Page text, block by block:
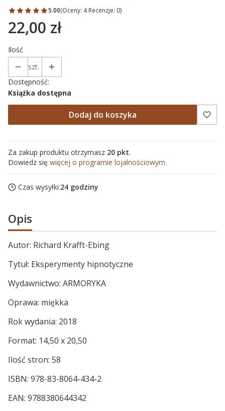
5.00(Oceny: 4 Recenzje: 0)
Cena
22,00 zł
Ilość
szt.
Dostępność:
Książka dostępna
Dodaj do koszyka
Za zakup produktu otrzymasz 20 pkt.
Dowiedz się więcej o programie lojalnościowym.
Czas wysyłki:24 godziny
Opis
Autor: Richard Krafft-Ebing
Tytuł: Eksperymenty hipnotyczne
Wydawnictwo: ARMORYKA
Oprawa: miękka
Rok wydania: 2018
Format: 14,50 x 20,50
Ilość stron: 58
ISBN: 978-83-8064-434-2
EAN: 9788380644342